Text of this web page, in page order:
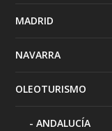
MADRID
NAVARRA
OLEOTURISMO
ANDALUCÍA